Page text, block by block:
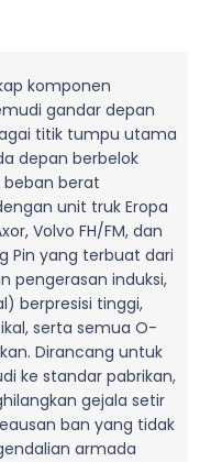
komponen
gandar depan
titik tumpu utama
depan berbelok
berat
unit truk Eropa
Volvo FH/FM, dan
Pin yang terbuat dari
pengerasan induksi,
berpresisi tinggi,
serta semua O-
Dirancang untuk
ke standar pabrikan,
gejala setir
ban yang tidak
armada